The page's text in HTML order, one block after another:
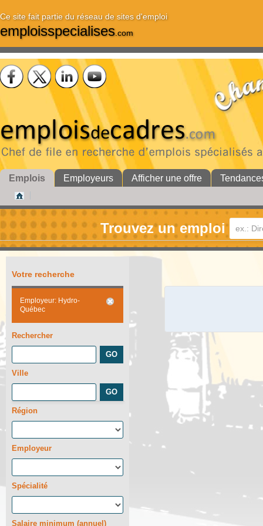
Ce site fait partie du réseau de sites d'emploi
emploisspecialises.com
Emplois Employeurs Afficher une offre
Trouvez un emploi
Votre recherche
Employeur: Hydro-
Québec
Rechercher
Ville
Région
Employeur
Spécialité
Salaire minimum (annuel)